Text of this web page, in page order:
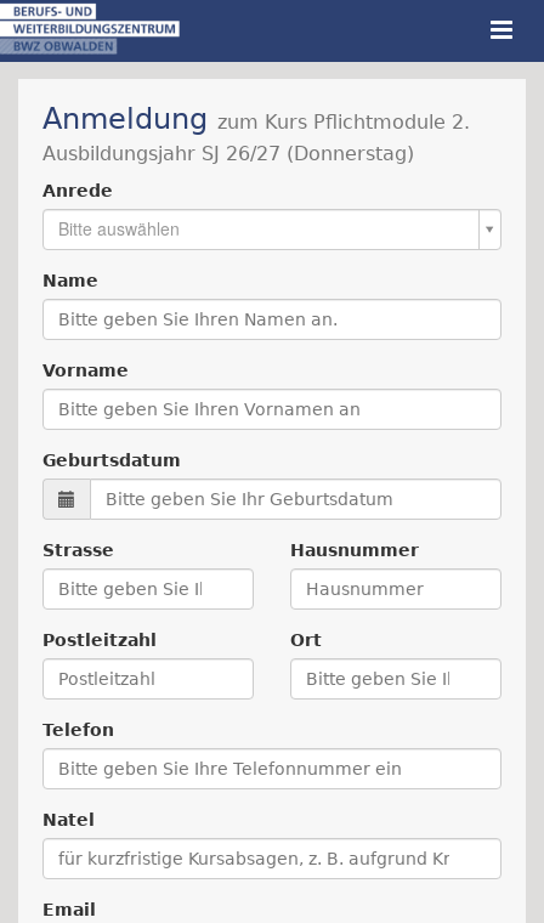
Anmeldung zum Kurs Pflichtmodule 2.
Ausbildungsjahr SJ 26/27 (Donnerstag)
Anrede
Bitte auswählen
Name
Vorname
Geburtsdatum
Strasse Hausnummer
Postleitzahl Ort
Telefon
Natel
Email